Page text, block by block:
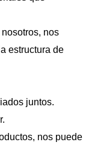
nos
estructura de
juntos.
nos puede